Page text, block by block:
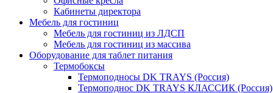
Кабинеты директора
Мебель для гостиниц
Мебель для гостиниц из ЛДСП
Мебель для гостиниц из массива
Оборудование для таблет питания
Термобоксы
Термоподносы DK TRAYS (Россия)
Термоподнос DK TRAYS КЛАССИК (Россия)